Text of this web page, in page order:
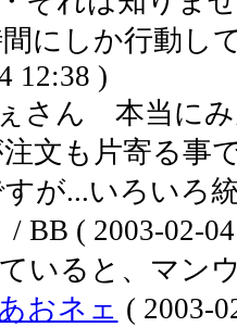
間にしか行動し
12:38 )
さん 本当にみ
文も片寄る事
が...いろいろ
BB ( 2003-02-
いると、マン
おネェ ( 2003-